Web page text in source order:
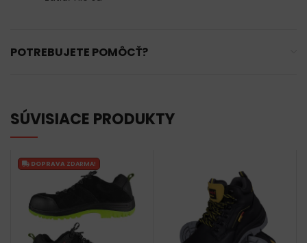
POTREBUJETE POMÔCŤ?
SÚVISIACE PRODUKTY
DOPRAVA ZDARMA!